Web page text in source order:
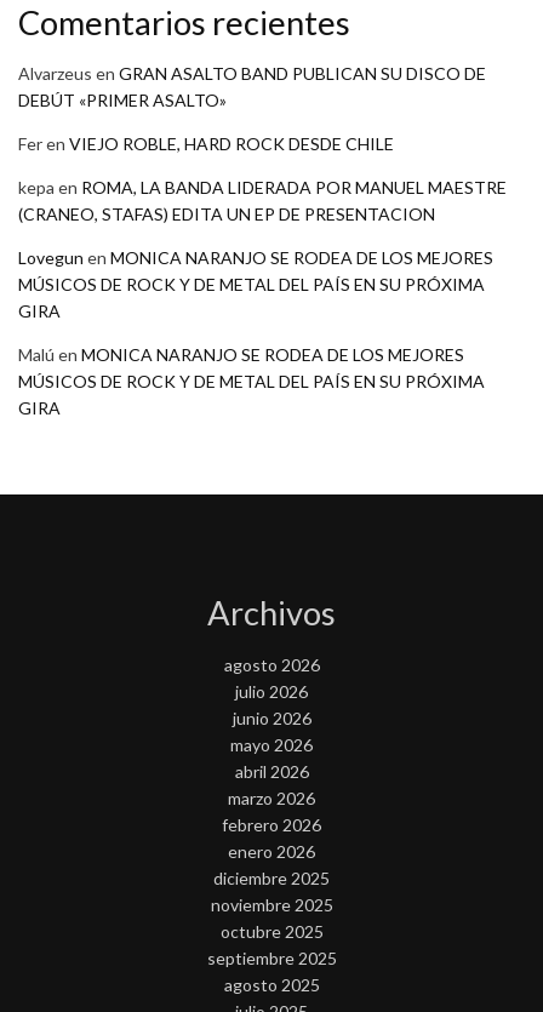
Comentarios recientes
Alvarzeus en GRAN ASALTO BAND PUBLICAN SU DISCO DE
DEBÚT «PRIMER ASALTO»
Feren VIEJO ROBLE, HARD ROCK DESDE CHILE
kepa en ROMA, LA BANDA LIDERADA POR MANUEL MAESTRE
(CRANEO, STAFAS) EDITA UN EP DE PRESENTACION
Lovegun en MONICA NARANJO SE RODEA DE LOS MEJORES
MÚSICOS DE ROCK Y DE METAL DEL PAÍS EN SU PRÓXIMA
GIRA
Malú en MONICA NARANJO SE RODEA DE LOS MEJORES
MÚSICOS DE ROCK Y DE METAL DEL PAÍS EN SU PRÓXIMA
GIRA
Archivos
agosto 2026
julio 2026
junio 2026
mayo 2026
abril 2026
marzo 2026
febrero 2026
enero 2026
diciembre 2025
noviembre 2025
octubre 2025
septiembre 2025
agosto 2025